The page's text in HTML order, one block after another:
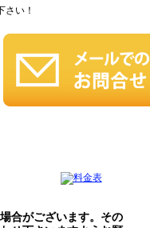
合がございます。その